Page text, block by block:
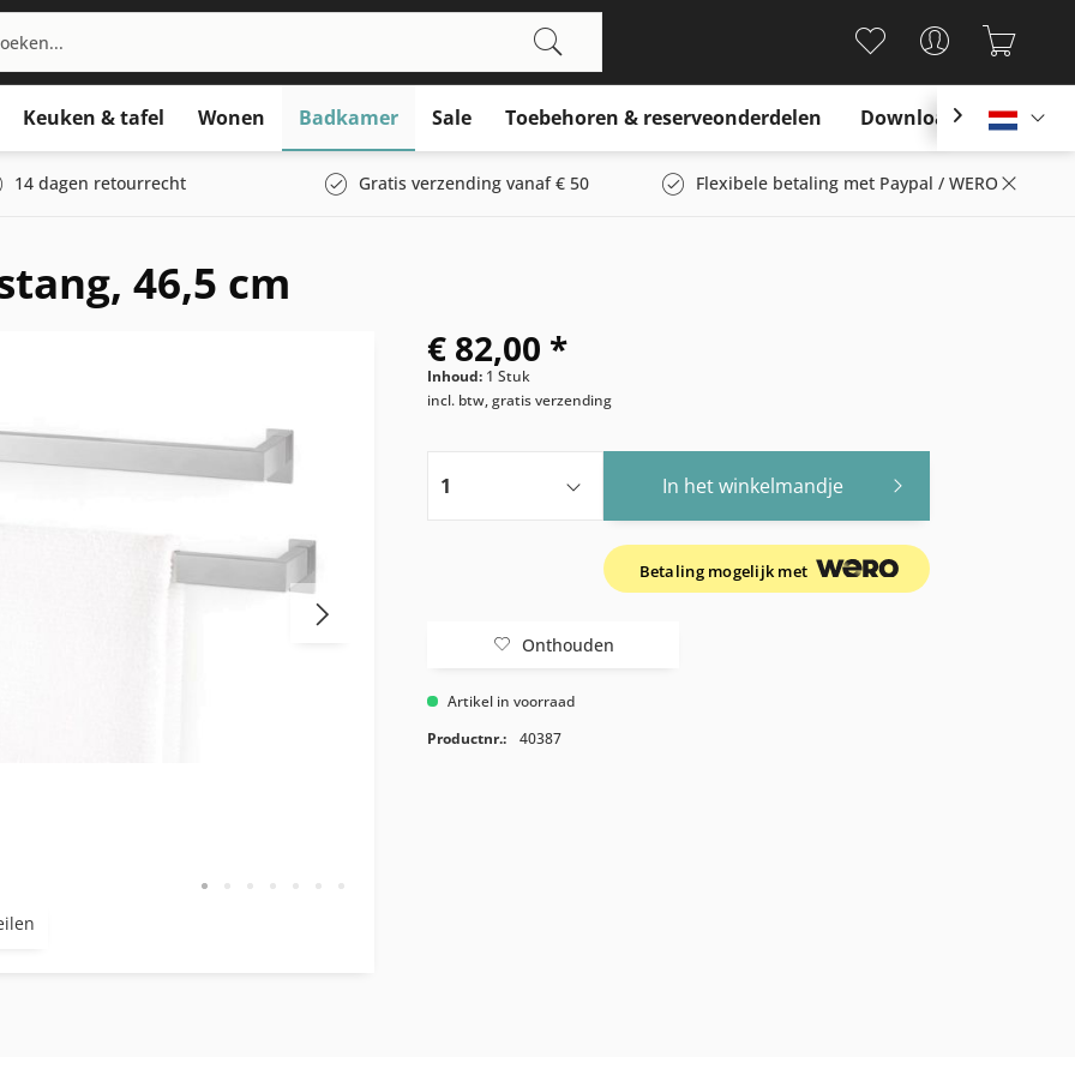
Keuken & tafel Wonen Badkamer Sale Toebehoren & reserveonderdelen Download
14 dagen retourrecht Gratis verzending vanaf € 50 Flexibele betaling met Paypal / WERO
46,5 cm
€ 82,00 *
Inhoud: 1 Stuk
incl. btw, gratis verzending
In het winkelmandje
Betaling mogelijk met
Onthouden
Artikel in voorraad
Productnr.:
40387